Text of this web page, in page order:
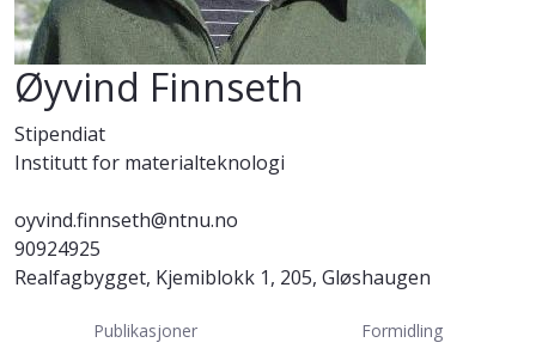
Øyvind Finnseth
Stipendiat
Institutt for materialteknologi
oyvind.finnseth@ntnu.no
90924925
Realfagbygget, Kjemiblokk 1, 205, Gløshaugen
Publikasjoner Formidling